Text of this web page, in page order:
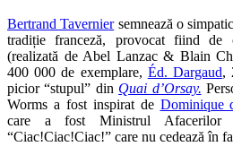
Bertrand Taverniersemnează o
tradiție franceză, provocat fiind de
(realizată de Abel Lanzac & Blain
400 000 de exemplare, Éd. Dargaud,
picior “stupul” din Quai d’Orsay.
Worms a fost inspirat de Dominique
care a fost Ministrul Afacerilor
“Ciac!Ciac!Ciac!” care nu cedează în